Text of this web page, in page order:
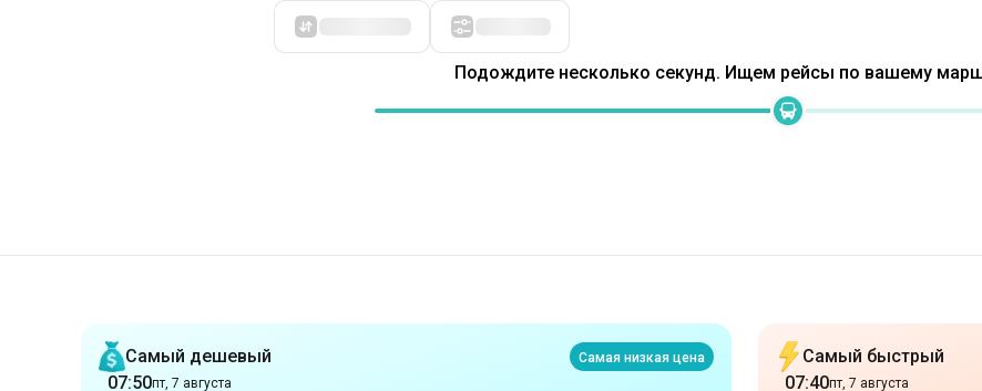
Сначала дешевые
пт, 7 августа
Самар (Новомосковск)
Автостанция «Новомосковск АС-3», ул. Гетманская, д. 34, Трасса E105
Перевозчик: Ширяєв Є.Б ФОП/Транспортна компанія VIP
пт, 7 августа
Самар (Новомосковск)
Автостанция «Новомосковск АС-3»,
Перевозчик: Наджафова Е.Р. ФОП